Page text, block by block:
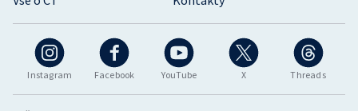
Instagram Facebook YouTube X Threads